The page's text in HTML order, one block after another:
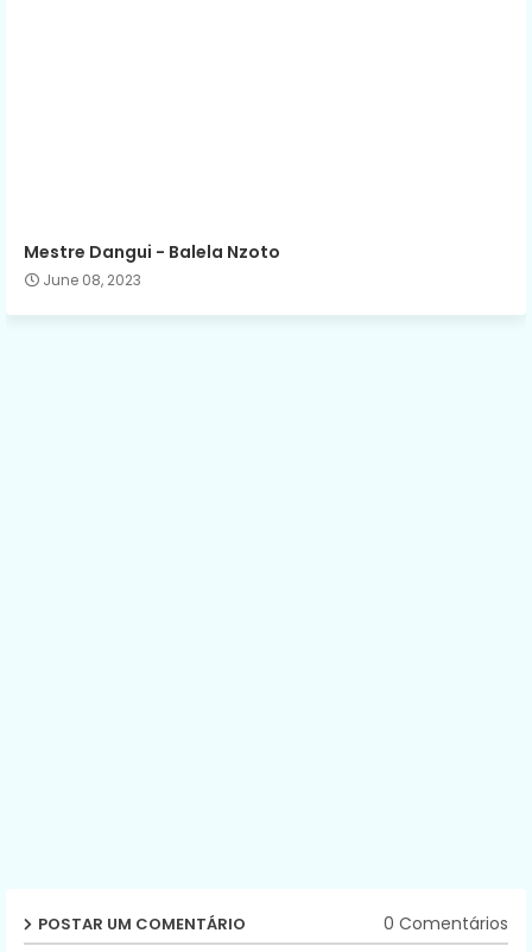
Mestre Dangui - Balela Nzoto
June 08, 2023
POSTAR UM COMENTÁRIO 0 Comentários